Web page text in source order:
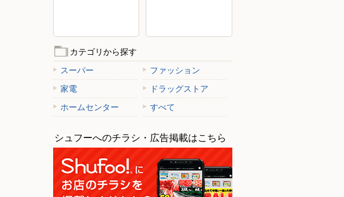
カテゴリから探す
スーパー
ファッション
家電
ドラッグストア
ホームセンター
すべて
シュフーへのチラシ・広告掲載はこちら